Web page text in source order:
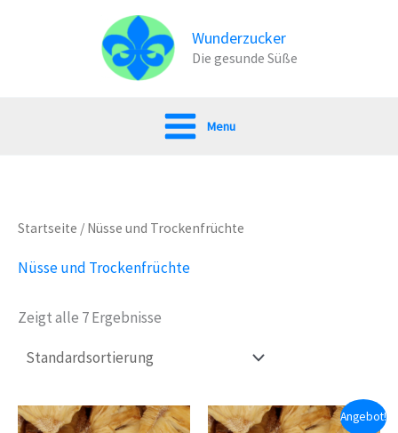
Wunderzucker
Die gesunde Süße
Menu
Startseite / Nüsse und Trockenfrüchte
Nüsse und Trockenfrüchte
Zeigt alle 7 Ergebnisse
Angebot!